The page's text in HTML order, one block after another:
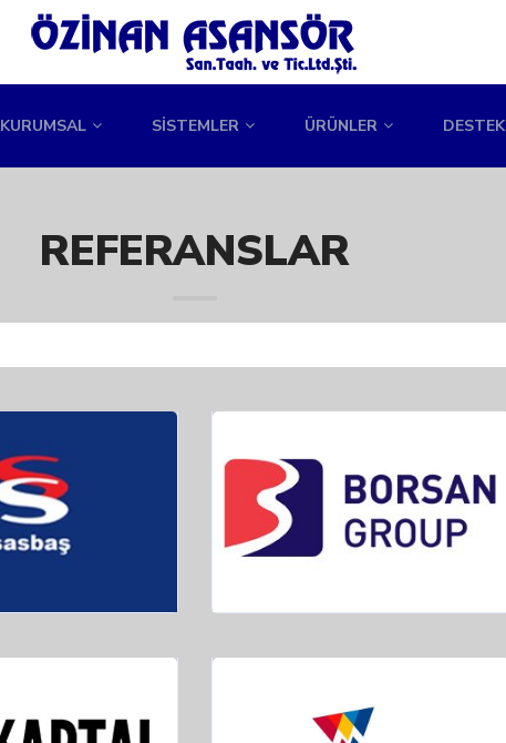
KURUMSAL SİSTEMLER ÜRÜNLER DESTEK
REFERANSLAR